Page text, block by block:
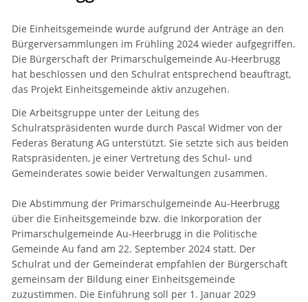
Die Einheitsgemeinde wurde aufgrund der Anträge an den
Bürgerversammlungen im Frühling 2024 wieder aufgegriffen.
Die Bürgerschaft der Primarschulgemeinde Au-Heerbrugg
hat beschlossen und den Schulrat entsprechend beauftragt,
das Projekt Einheitsgemeinde aktiv anzugehen.
Die Arbeitsgruppe unter der Leitung des
Schulratspräsidenten wurde durch Pascal Widmer von der
Federas Beratung AG unterstützt. Sie setzte sich aus beiden
Ratspräsidenten, je einer Vertretung des Schul- und
Gemeinderates sowie beider Verwaltungen zusammen.
Die Abstimmung der Primarschulgemeinde Au-Heerbrugg
über die Einheitsgemeinde bzw. die Inkorporation der
Primarschulgemeinde Au-Heerbrugg in die Politische
Gemeinde Au fand am 22. September 2024 statt. Der
Schulrat und der Gemeinderat empfahlen der Bürgerschaft
gemeinsam der Bildung einer Einheitsgemeinde
zuzustimmen. Die Einführung soll per 1. Januar 2029